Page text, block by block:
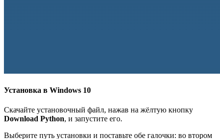
Установка в Windows 10
Скачайте установочный файл, нажав на жёлтую кнопку
Download Python, и запустите его.
Выберите путь установки и поставьте обе галочки: во втором